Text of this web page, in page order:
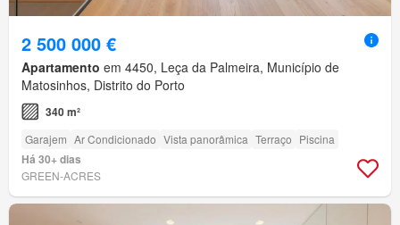
2 500 000 €
Apartamento em 4450, Leça da Palmeira, Município de
Matosinhos, Distrito do Porto
340 m²
Garajem Ar Condicionado Vista panorâmica Terraço Piscina
Há 30+ dias
GREEN-ACRES